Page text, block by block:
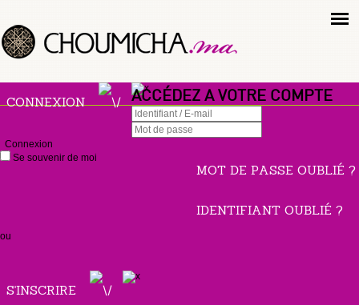
CONNEXION ACCÉDEZ A VOTRE COMPTE
Connexion
Se souvenir de moi
MOT DE PASSE OUBLIÉ ?
IDENTIFIANT OUBLIÉ ?
ou
S'INSCRIRE